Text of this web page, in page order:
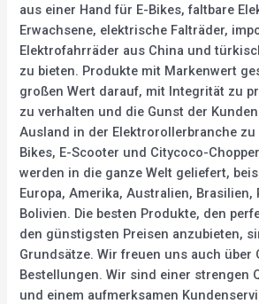
aus einer Hand für E-Bikes, faltbare
Erwachsene, elektrische Falträder,
Elektrofahrräder aus China und
zu bieten. Produkte mit Markenwert
großen Wert darauf, mit Integrität zu
zu verhalten und die Gunst der
Ausland in der Elektrorollerbranche zu
Bikes, E-Scooter und Citycoco-
werden in die ganze Welt geliefert,
Europa, Amerika, Australien, Brasilien,
Bolivien. Die besten Produkte, den
den günstigsten Preisen anzubieten,
Grundsätze. Wir freuen uns auch über
Bestellungen. Wir sind einer strengen
und einem aufmerksamen